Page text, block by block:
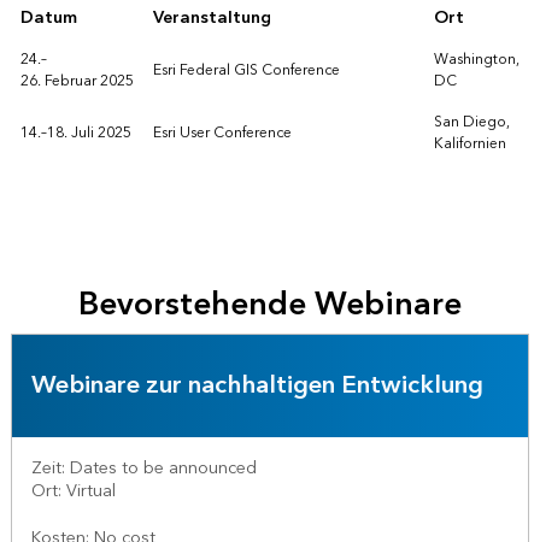
Datum Veranstaltung Ort
24.–
26. Februar 2025
Esri Federal GIS Conference
Washington,
DC
14.–18. Juli 2025 Esri User Conference
San Diego,
Kalifornien
Bevorstehende Webinare
Webinare zur nachhaltigen Entwicklung
Zeit: Dates to be announced
Ort: Virtual